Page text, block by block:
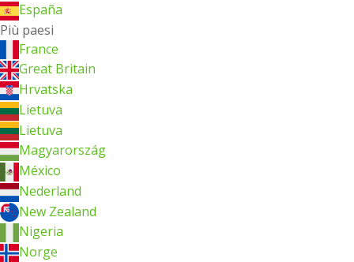
España
Più paesi
France
Great Britain
Hrvatska
Lietuva
Lietuva
Magyarország
México
Nederland
New Zealand
Nigeria
Norge